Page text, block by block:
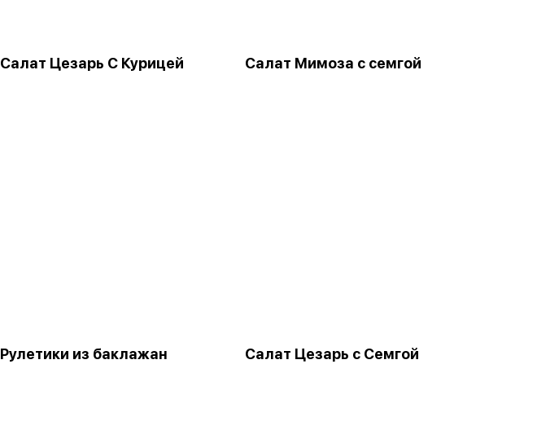
Салат Цезарь С Курицей Салат Мимоза с семгой
Рулетики из баклажан Салат Цезарь с Семгой